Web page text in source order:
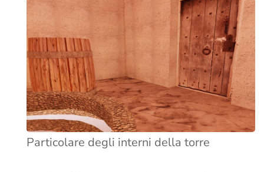
Particolare degli interni della torre